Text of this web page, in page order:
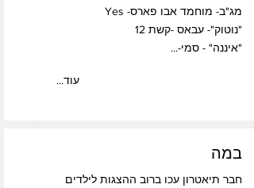
מג"ב- מוחמד אבו פארס- Yes
"נוטוק"- עבאס -קשת 12
"איננה" - סמי-...
...עוד
במה
חבר תיאטרון עכו ברוב ההצגות לילדים